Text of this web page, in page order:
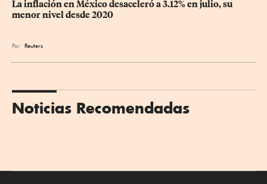
La inflación en México desaceleró a 3.12% en julio, su
menor nivel desde 2020
Por Reuters
Noticias Recomendadas